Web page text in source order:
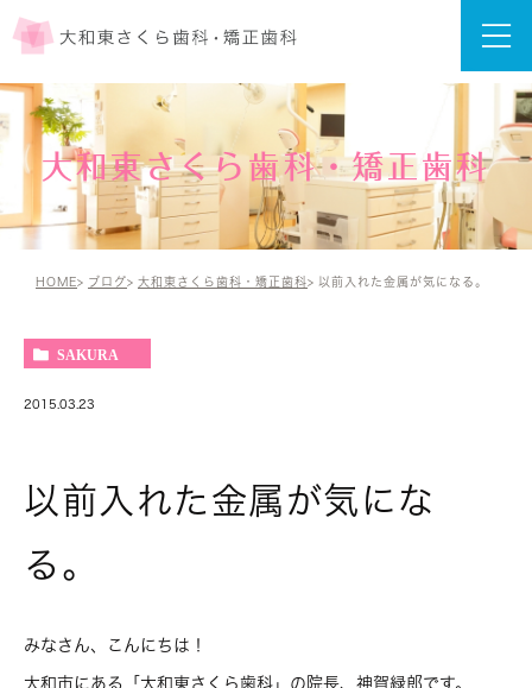
大和東さくら歯科・矯正歯科
HOME ブログ 大和東さくら歯科・矯正歯科 以前入れた金属が気になる。
SAKURA
2015.03.23
以前入れた金属が気にな
る。
みなさん、こんにちは！
大和市にある「大和東さくら歯科」の院長、神賀緑郎です。